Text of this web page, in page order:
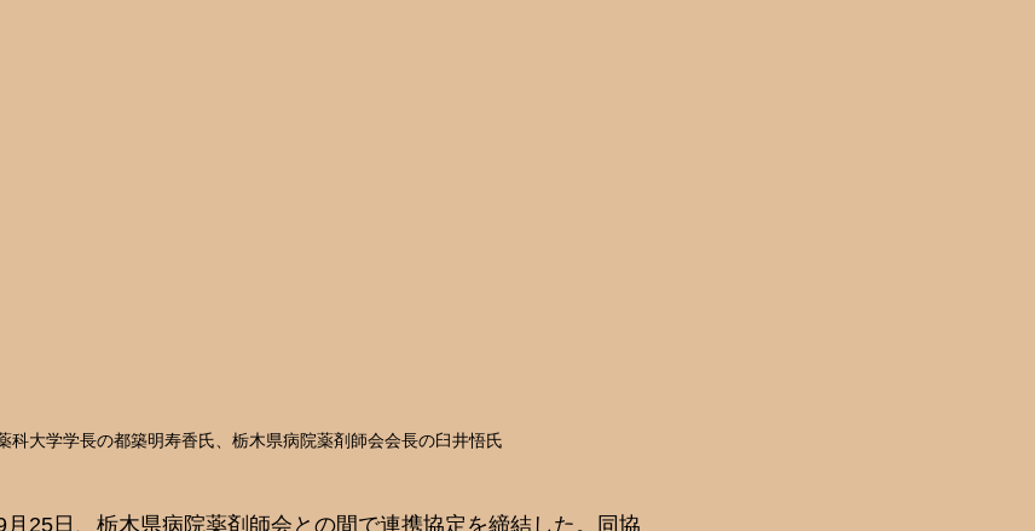
科大学学長の都築明寿香氏、栃木県病院薬剤師会会長の臼井悟氏
25日、栃木県病院薬剤師会との間で連携協定を締結した。同協